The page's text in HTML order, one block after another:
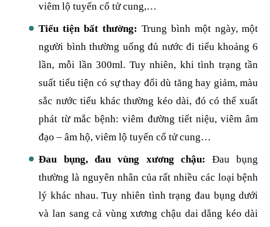
viêm lộ tuyến cổ tử cung,…
Tiểu tiện bất thường: Trung bình một ngày, một
người bình thường uống đủ nước đi tiểu khoảng 6
lần, mỗi lần 300ml. Tuy nhiên, khi tình trạng tần
suất tiểu tiện có sự thay đổi dù tăng hay giảm, màu
sắc nước tiểu khác thường kéo dài, đó có thể xuất
phát từ mắc bệnh: viêm đường tiết niệu, viêm âm
đạo – âm hộ, viêm lộ tuyến cổ tử cung…
Đau bụng, đau vùng xương chậu: Đau bụng
thường là nguyên nhân của rất nhiều các loại bệnh
lý khác nhau. Tuy nhiên tình trạng đau bụng dưới
và lan sang cả vùng xương chậu dai dẳng kéo dài